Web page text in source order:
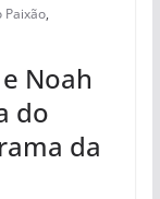
Paixão,
Noah
do
da